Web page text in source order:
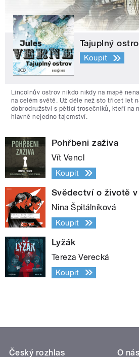
Tajuplný
Koupit
Lincolnův ostrov nikdo nikdy na mapě
na celém světě. Už déle než sto třicet let
dobrodružství s pěticí trosečníků, kteří na
hlavně nejedno tajemství.
Pohřbeni zaživa
Vít Vencl
Koupit
Svědectví o životě v
Nina Špitálníková
Koupit
Lyžák
Tereza Verecká
Koupit
Český rozhlas
O nás